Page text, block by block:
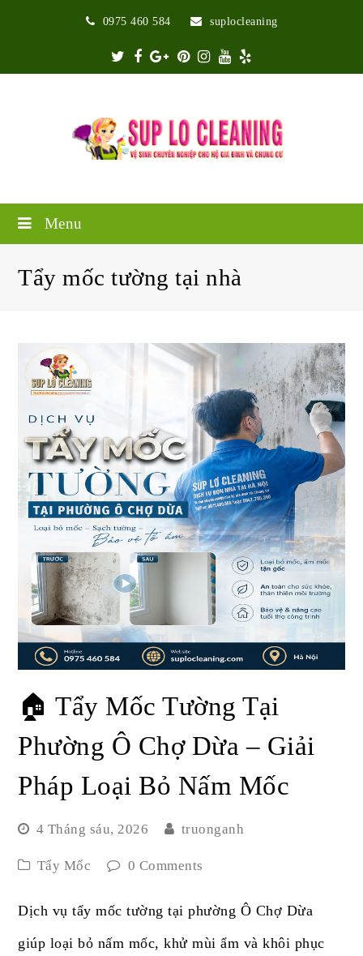
0975 460 584 suplocleaning
Twitter
Facebook
Google
Plus
Pinterest
Instagram
Youtube
Yelp
Menu
Tẩy mốc tường tại nhà
🏠 Tẩy Mốc Tường Tại
Phường Ô Chợ Dừa – Giải
Pháp Loại Bỏ Nấm Mốc
4 Tháng sáu, 2026 truonganh
Tẩy Mốc 0 Comments
Dịch vụ tẩy mốc tường tại phường Ô Chợ Dừa
giúp loại bỏ nấm mốc, khử mùi ẩm và khôi phục